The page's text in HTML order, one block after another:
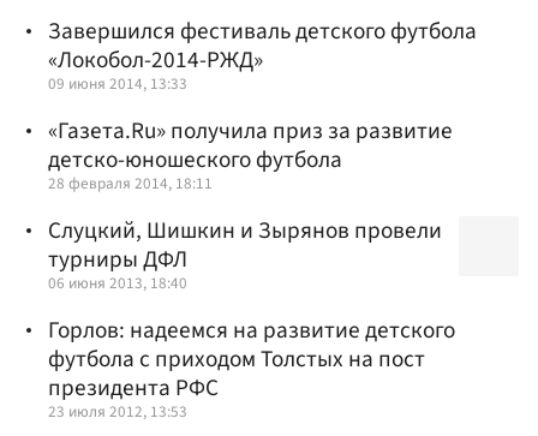
Завершился фестиваль детского футбола
«Локобол-2014-РЖД»
09 июня 2014, 13:33
«Газета.Ru» получила приз за развитие
детско-юношеского футбола
28 февраля 2014, 18:11
Слуцкий, Шишкин и Зырянов провели
турниры ДФЛ
06 июня 2013, 18:40
Горлов: надеемся на развитие детского
футбола с приходом Толстых на пост
президента РФС
23 июля 2012, 13:53